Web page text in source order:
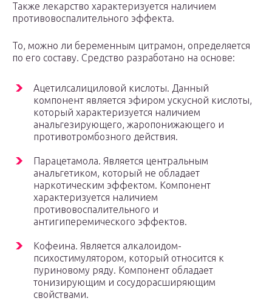
Также лекарство характеризуется наличием
противовоспалительного эффекта.
То, можно ли беременным цитрамон, определяется
по его составу. Средство разработано на основе:
Ацетилсалициловой кислоты. Данный
компонент является эфиром ускусной кислоты,
который характеризуется наличием
анальгезирующего, жаропонижающего и
противотромбозного действия.
Парацетамола. Является центральным
анальгетиком, который не обладает
наркотическим эффектом. Компонент
характеризуется наличием
противовоспалительного и
антигиперемического эффектов.
Кофеина. Является алкалоидом-
психостимулятором, который относится к
пуриновому ряду. Компонент обладает
тонизирующим и сосудорасширяющим
свойствами.